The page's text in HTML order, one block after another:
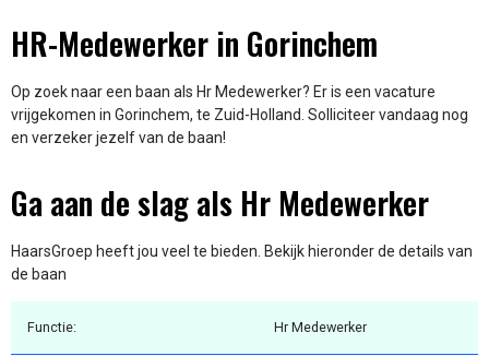
HR-Medewerker in Gorinchem
Op zoek naar een baan als Hr Medewerker? Er is een vacature
vrijgekomen in Gorinchem, te Zuid-Holland. Solliciteer vandaag nog
en verzeker jezelf van de baan!
Ga aan de slag als Hr Medewerker
HaarsGroep heeft jou veel te bieden. Bekijk hieronder de details van
de baan
Functie: Hr Medewerker